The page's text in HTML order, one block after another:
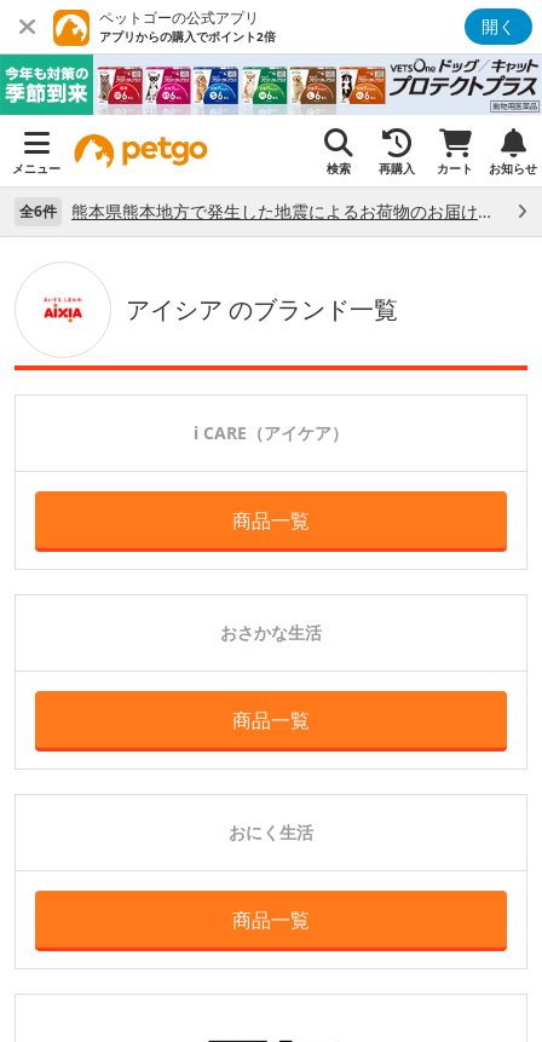
ペットゴーの公式アプリ
アプリからの購入でポイント2倍 開く
メニュー 検索 再購入 カート お知らせ
全6件 熊本県熊本地方で発生した地震によるお荷物のお届け状況について （7/28）
アイシア のブランド一覧
i CARE（アイケア）
商品一覧
おさかな生活
商品一覧
おにく生活
商品一覧